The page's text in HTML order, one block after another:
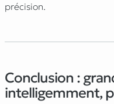
précision.
Conclusion :
intelligemment,